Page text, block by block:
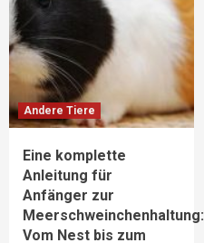
Andere Tiere
Eine komplette
Anleitung für
Anfänger zur
Meerschweinchenhaltung:
Vom Nest bis zum